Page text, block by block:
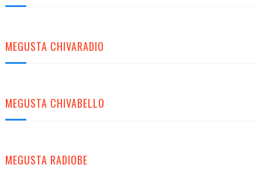
MEGUSTA CHIVARADIO
MEGUSTA CHIVABELLO
MEGUSTA RADIOBE